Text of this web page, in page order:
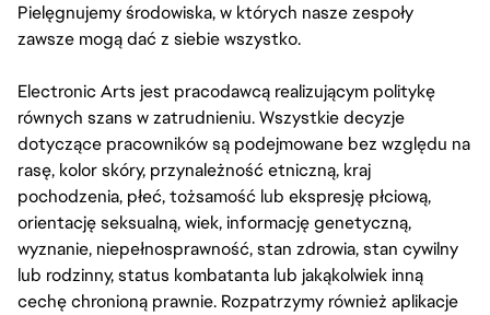
Pielęgnujemy środowiska, w których nasze zespoły
zawsze mogą dać z siebie wszystko.
Electronic Arts jest pracodawcą realizującym politykę
równych szans w zatrudnieniu. Wszystkie decyzje
dotyczące pracowników są podejmowane bez względu na
rasę, kolor skóry, przynależność etniczną, kraj
pochodzenia, płeć, tożsamość lub ekspresję płciową,
orientację seksualną, wiek, informację genetyczną,
wyznanie, niepełnosprawność, stan zdrowia, stan cywilny
lub rodzinny, status kombatanta lub jakąkolwiek inną
cechę chronioną prawnie. Rozpatrzymy również aplikacje